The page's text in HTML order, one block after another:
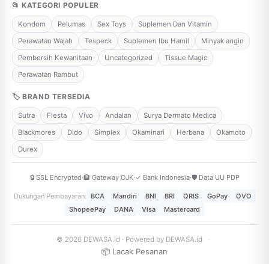
📂 KATEGORI POPULER
Kondom Pelumas Sex Toys
Suplemen Dan Vitamin
Perawatan Wajah
Tespeck Suplemen Ibu Hamil
Minyak angin
Pembersih Kewanitaan
Uncategorized
Tissue Magic
Perawatan Rambut
🏷 BRAND TERSEDIA
Sutra Fiesta Vivo Andalan
Surya Dermato Medica
Blackmores
Dido Simplex Okaminari Herbana
Okamoto
Durex
🔒 SSL Encrypted·🏦 Gateway OJK·✓ Bank Indonesia·🛡️ Data UU PDP
Dukungan Pembayaran: BCA Mandiri BNI BRI QRIS GoPay
OVO
ShopeePay
DANA Visa Mastercard
© 2026 DEWASA.id · Powered by DEWASA.id ·
📦 Lacak Pesanan